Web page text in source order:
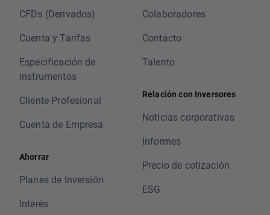
CFDs (Derivados)
Cuenta y Tarifas
Especificación de
instrumentos
Cliente Profesional
Cuenta de Empresa
Ahorrar
Planes de Inversión
Interés
Colaboradores
Contacto
Talento
Relación con Inversores
Noticias corporativas
Informes
Precio de cotización
ESG